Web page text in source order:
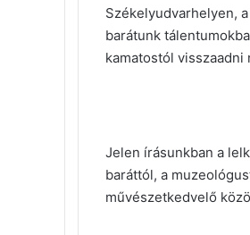
Székelyudvarhelyen,
barátunk
kamatostól
Jelen írásunkban a
baráttól, a
művészetkedvelő